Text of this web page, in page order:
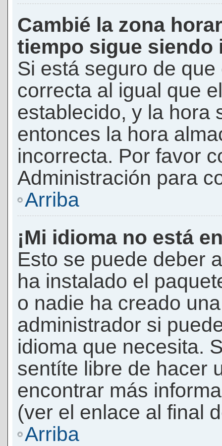
Cambié la zona
tiempo sigue siendo
Si está seguro de
correcta al igual que
establecido, y la hora
entonces la hora
incorrecta. Por favor
Administración para
Arriba
¡Mi idioma no está
Esto se puede deber
ha instalado el
o nadie ha creado
administrador si
idioma que necesita.
sentíte libre de hacer
encontrar más
(ver el enlace al final
Arriba